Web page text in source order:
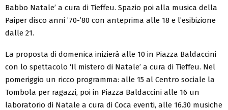
Babbo Natale’ a cura di Tieffeu. Spazio poi alla musica della
Paiper disco anni ’70-’80 con anteprima alle 18 e l’esibizione
dalle 21.
La proposta di domenica inizierà alle 10 in Piazza Baldaccini
con lo spettacolo ‘Il mistero di Natale’ a cura di Tieffeu. Nel
pomeriggio un ricco programma: alle 15 al Centro sociale la
Tombola per ragazzi, poi in Piazza Baldaccini alle 16 un
laboratorio di Natale a cura di Coca eventi, alle 16.30 musiche